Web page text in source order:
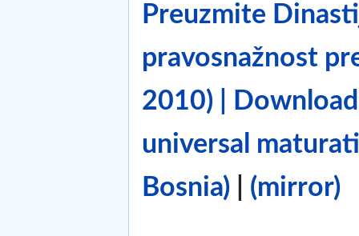
Preuzmite
pravosnažnost
2010) |
universal
Bosnia)
(mirror)